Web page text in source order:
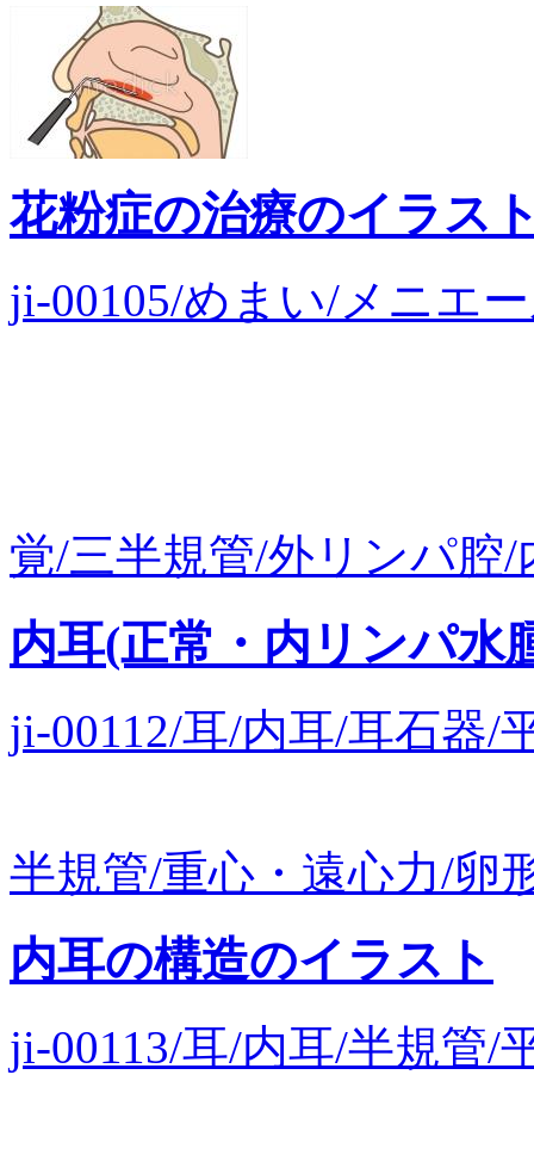
花粉症の治療のイラス
ji-00105/めまい/メニエ
覚/三半規管/外リンパ腔/
内耳(正常・内リンパ水
ji-00112/耳/内耳/耳石器/
半規管/重心・遠心力/卵
内耳の構造のイラスト
ji-00113/耳/内耳/半規管/